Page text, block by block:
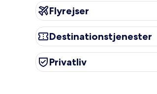
Flyrejser
Flyrejser
Destinationstjenester
Destinationstjenester
Privatliv
Privatliv